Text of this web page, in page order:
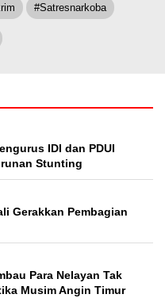
#Satresnarkoba
IDI dan PDUI
Stunting
Gerakkan Pembagian
Para Nelayan Tak
Musim Angin Timur